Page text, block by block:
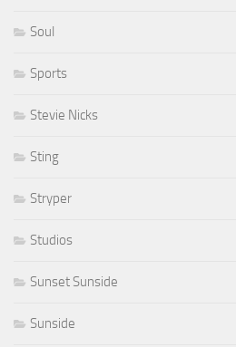
Soul
Sports
Stevie Nicks
Sting
Stryper
Studios
Sunset Sunside
Sunside